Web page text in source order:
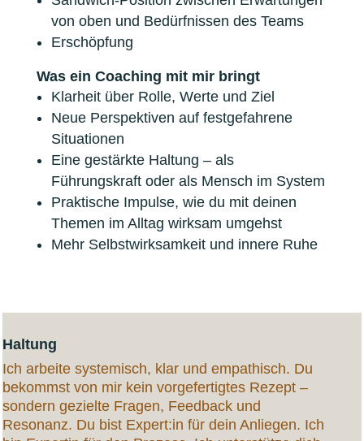
von oben und Bedürfnissen des Teams
Erschöpfung
Was ein Coaching mit mir bringt
Klarheit über Rolle, Werte und Ziel
Neue Perspektiven auf festgefahrene
Situationen
Eine gestärkte Haltung – als
Führungskraft oder als Mensch im System
Praktische Impulse, wie du mit deinen
Themen im Alltag wirksam umgehst
Mehr Selbstwirksamkeit und innere Ruhe
Haltung
Ich arbeite systemisch, klar und empathisch. Du
bekommst von mir kein vorgefertigtes Rezept –
sondern gezielte Fragen, Feedback und
Resonanz. Du bist Expert:in für dein Anliegen. Ich